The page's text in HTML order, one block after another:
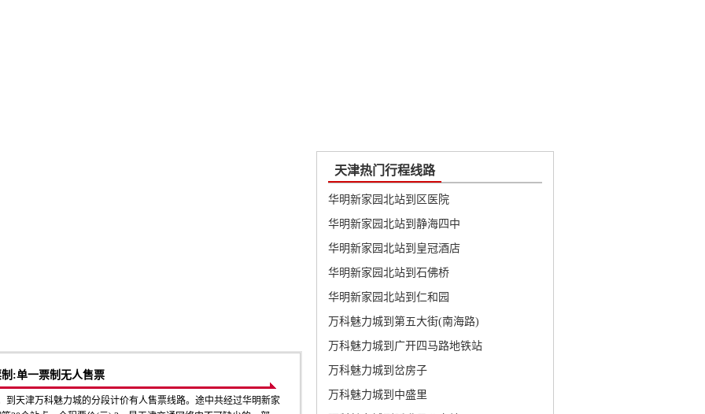
:单一票制无人售票
到天津万科魅力城的分段计价有人售票线路。途中共经过华明新家
天津热门行程线路
华明新家园北站到区医院
华明新家园北站到静海四中
华明新家园北站到皇冠酒店
华明新家园北站到石佛桥
华明新家园北站到仁和园
万科魅力城到第五大街(南海路)
万科魅力城到广开四马路地铁站
万科魅力城到岔房子
万科魅力城到中盛里